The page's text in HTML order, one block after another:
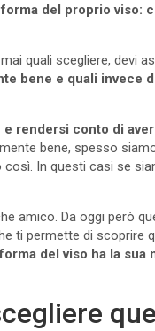
del proprio viso:
quali scegliere, devi
bene e quali invece
rendersi conto di
bene, spesso
In questi casi se
amico. Da oggi però
ti permette di scoprire
del viso ha la sua